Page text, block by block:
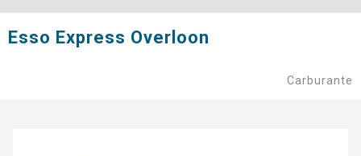
Esso Express Overloon
Carburante